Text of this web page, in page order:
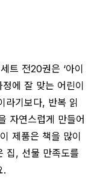
트 전20권은 ‘아이
에 잘 맞는 어린이
라기보다, 반복 읽
자연스럽게 만들어
제품은 책을 많이
집, 선물 만족도를
.